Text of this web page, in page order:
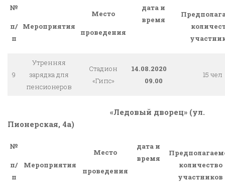
№
п/
п
Мероприятия
Место
проведения
дата и
время
9
Утренняя
зарядка для
пенсионеров
Стадион
«Гипс»
14.08.2020
09.00
15 чел
«Ледовый дворец» (ул.
Пионерская, 4а)
№
п/
п
Мероприятия
Место
проведения
дата и
время
количество
участников